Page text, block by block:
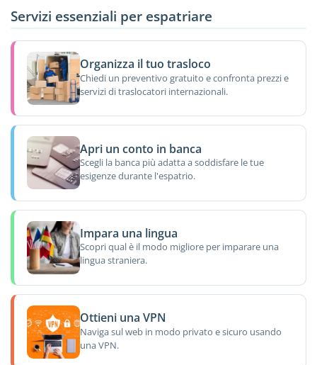
Servizi essenziali per espatriare
Organizza il tuo trasloco
Chiedi un preventivo gratuito e confronta prezzi e
servizi di traslocatori internazionali.
Apri un conto in banca
Scegli la banca più adatta a soddisfare le tue
esigenze durante l'espatrio.
Impara una lingua
Scopri qual è il modo migliore per imparare una
lingua straniera.
Ottieni una VPN
Naviga sul web in modo privato e sicuro usando
una VPN.